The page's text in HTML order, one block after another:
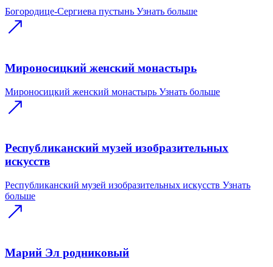
Богородице-Сергиева пустынь Узнать больше
Мироносицкий женский монастырь
Мироносицкий женский монастырь Узнать больше
Республиканский музей изобразительных
искусств
Республиканский музей изобразительных искусств Узнать
больше
Марий Эл родниковый